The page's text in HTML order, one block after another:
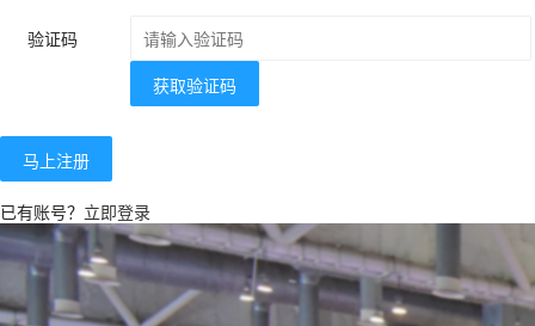
验证码
获取验证码
马上注册
已有账号？ 立即登录